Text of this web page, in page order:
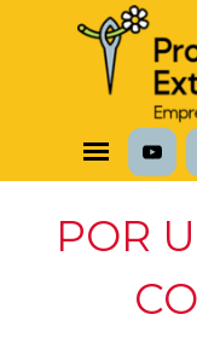
Vaya al Contenido
Saltar
POR